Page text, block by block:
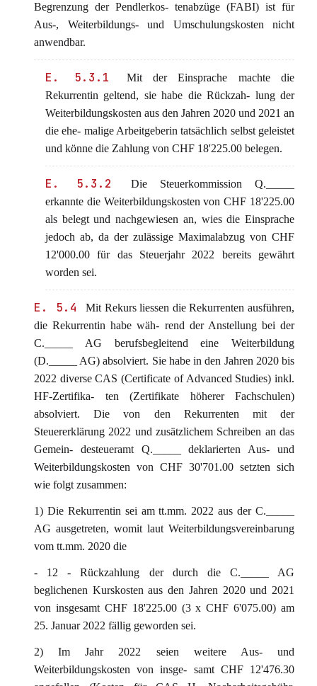
Begrenzung der Pendlerkos- tenabzüge (FABI) ist für
Aus-, Weiterbildungs- und Umschulungskosten nicht
anwendbar.
E. 5.3.1
Mit der Einsprache machte die
Rekurrentin geltend, sie habe die Rückzah- lung der
Weiterbildungskosten aus den Jahren 2020 und 2021 an
die ehe- malige Arbeitgeberin tatsächlich selbst geleistet
und könne die Zahlung von CHF 18'225.00 belegen.
E. 5.3.2
Die Steuerkommission Q._____
erkannte die Weiterbildungskosten von CHF 18'225.00
als belegt und nachgewiesen an, wies die Einsprache
jedoch ab, da der zulässige Maximalabzug von CHF
12'000.00 für das Steuerjahr 2022 bereits gewährt
worden sei.
E. 5.4
Mit Rekurs liessen die Rekurrenten ausführen,
die Rekurrentin habe wäh- rend der Anstellung bei der
C._____ AG berufsbegleitend eine Weiterbildung
(D._____ AG) absolviert. Sie habe in den Jahren 2020 bis
2022 diverse CAS (Certificate of Advanced Studies) inkl.
HF-Zertifika- ten (Zertifikate höherer Fachschulen)
absolviert. Die von den Rekurrenten mit der
Steuererklärung 2022 und zusätzlichem Schreiben an das
Gemein- desteueramt Q._____ deklarierten Aus- und
Weiterbildungskosten von CHF 30'701.00 setzten sich
wie folgt zusammen:
1) Die Rekurrentin sei am tt.mm. 2022 aus der C._____
AG ausgetreten, womit laut Weiterbildungsvereinbarung
vom tt.mm. 2020 die
- 12 - Rückzahlung der durch die C._____ AG
beglichenen Kurskosten aus den Jahren 2020 und 2021
von insgesamt CHF 18'225.00 (3 x CHF 6'075.00) am
25. Januar 2022 fällig geworden sei.
2) Im Jahr 2022 seien weitere Aus- und
Weiterbildungskosten von insge- samt CHF 12'476.30